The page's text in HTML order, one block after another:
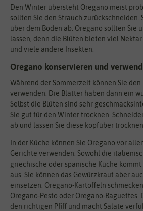
Den Winter übersteht Oregano meist
sollten Sie den Strauch zurückschneiden.
über dem Boden ab. Oregano sollten Sie
lassen, denn die Blüten bieten viel
und viele andere Insekten.
Oregano konservieren und
Während der Sommerzeit können Sie
verwenden. Die Blätter haben dann ein
Selbst die Blüten sind sehr
Sie gut für den Winter trocknen.
ab und lassen Sie diese kopfüber trocknen.
In der Küche können Sie Oregano vor
Gerichte verwenden. Sowohl die
griechische oder spanische Küche
aus. Sie können das Gewürzkraut aber
einsetzen. Oregano-Kartoffeln
Oregano-Pesto oder Oregano-Baguettes.
den richtigen Pfiff und macht Salate